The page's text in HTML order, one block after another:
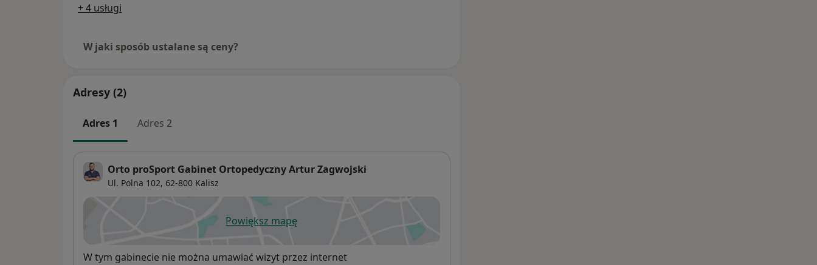
+ 4 usługi
W jaki sposób ustalane są ceny?
Adresy (2)
Adres 1 Adres 2
Orto proSport Gabinet Ortopedyczny Artur Zagwojski
Ul. Polna 102, 62-800 Kalisz
Powiększ mapęotwiera się w nowej karcie
Dostępność
W tym gabinecie nie można umawiać wizyt przez internet